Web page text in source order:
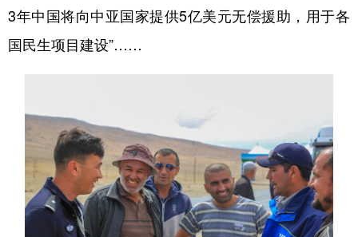
3年中国将向中亚国家提供5亿美元无偿援助，用于各
国民生项目建设”……